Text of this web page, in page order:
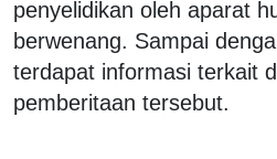
penyelidikan oleh aparat
berwenang. Sampai
terdapat informasi terkait
pemberitaan tersebut.